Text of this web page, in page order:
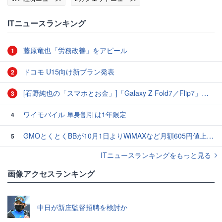
ITニュースランキング
1 藤原竜也「労務改善」をアピール
2 ドコモ U15向け新プラン発表
3 [石野純也の「スマホとお金」]「Galaxy Z Fold7／Flip7」発表、注目したいソフトバンクの価格攻勢
4 ワイモバイル 単身割引は1年限定
5
GMOとくとくBBが10月1日よりWiMAXなど月額605円値上げ！全6種の重要変更を徹底解説
ITニュースランキングをもっと見る
画像アクセスランキング
中日が新庄監督招聘を検討か